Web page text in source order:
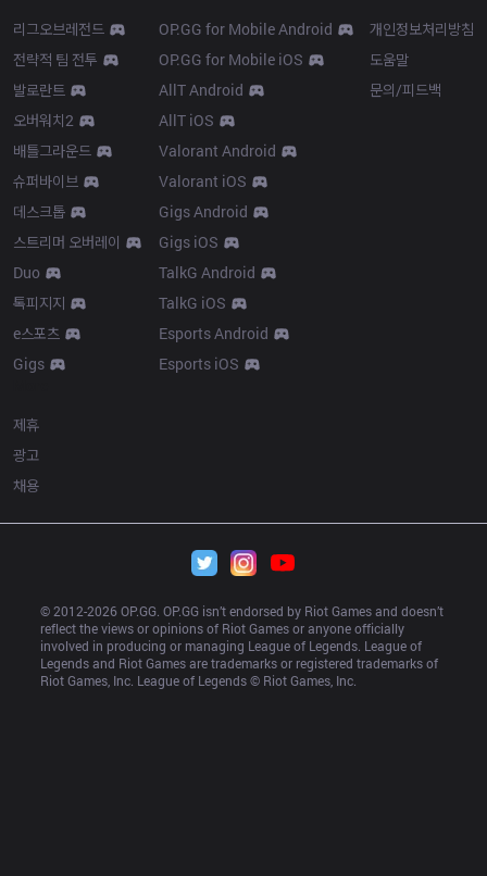
리그오브레전드
전략적 팀 전투
발로란트
오버워치2
배틀그라운드
슈퍼바이브
데스크톱
스트리머 오버레이
Duo
톡피지지
e스포츠
Gigs
OP.GG for Mobile Android
OP.GG for Mobile iOS
AllT Android
AllT iOS
Valorant Android
Valorant iOS
Gigs Android
Gigs iOS
TalkG Android
TalkG iOS
Esports Android
Esports iOS
개인정보처리방침
도움말
문의/피드백
제휴
광고
채용
© 2012-2026 OP.GG. OP.GG isn’t endorsed by Riot Games and doesn’t
reflect the views or opinions of Riot Games or anyone officially
involved in producing or managing League of Legends. League of
Legends and Riot Games are trademarks or registered trademarks of
Riot Games, Inc. League of Legends © Riot Games, Inc.